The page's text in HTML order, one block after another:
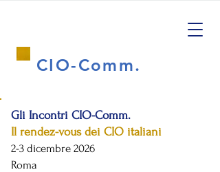
CIO-Comm.
Gli Incontri CIO-Comm.
Il rendez-vous dei CIO italiani
2-3 dicembre 2026
Roma